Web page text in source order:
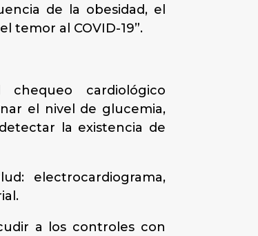
de la obesidad, el
temor al COVID-19”.
cardiológico
el nivel de glucemia,
la existencia de
electrocardiograma,
a los controles con